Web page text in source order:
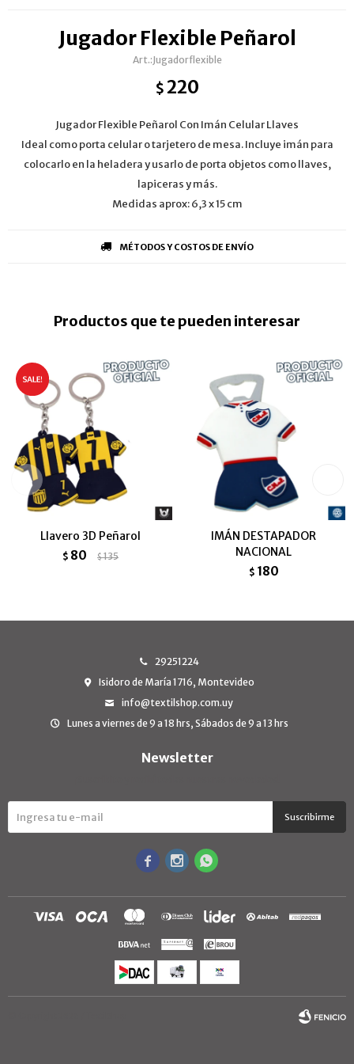
Jugador Flexible Peñarol
Jugadorflexible
$220
Jugador Flexible Peñarol Con Imán Celular Llaves
Ideal como porta celular o tarjetero de mesa. Incluye imán para
colocarlo en la heladera y usarlo de porta objetos como llaves,
lapiceras y más.
Medidas aprox: 6,3 x 15 cm
MÉTODOS Y COSTOS DE ENVÍO
Productos que te pueden interesar
Llavero 3D Peñarol
$ 80 $135
IMÁN DESTAPADOR
NACIONAL
$ 180
29251224
Isidoro de María 1716, Montevideo
info@textilshop.com.uy
Lunes a viernes de 9 a 18 hrs, Sábados de 9 a 13 hrs
Newsletter
Suscribirme
  